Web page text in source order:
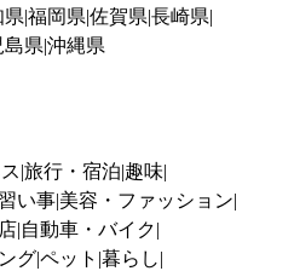
県 福岡県 佐賀県 長崎県
島県 沖縄県
旅行・宿泊 趣味
い事 美容・ファッション
自動車・バイク
グペット 暮らし